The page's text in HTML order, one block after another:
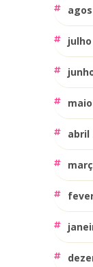
julho
abril